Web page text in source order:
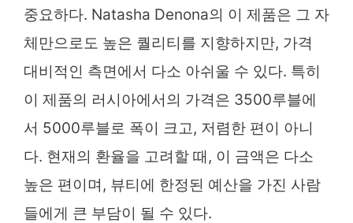
중요하다. Natasha Denona의 이 제품은 그 자
체만으로도 높은 퀄리티를 지향하지만, 가격
대비적인 측면에서 다소 아쉬울 수 있다. 특히
이 제품의 러시아에서의 가격은 3500루블에
서 5000루블로 폭이 크고, 저렴한 편이 아니
다. 현재의 환율을 고려할 때, 이 금액은 다소
높은 편이며, 뷰티에 한정된 예산을 가진 사람
들에게 큰 부담이 될 수 있다.